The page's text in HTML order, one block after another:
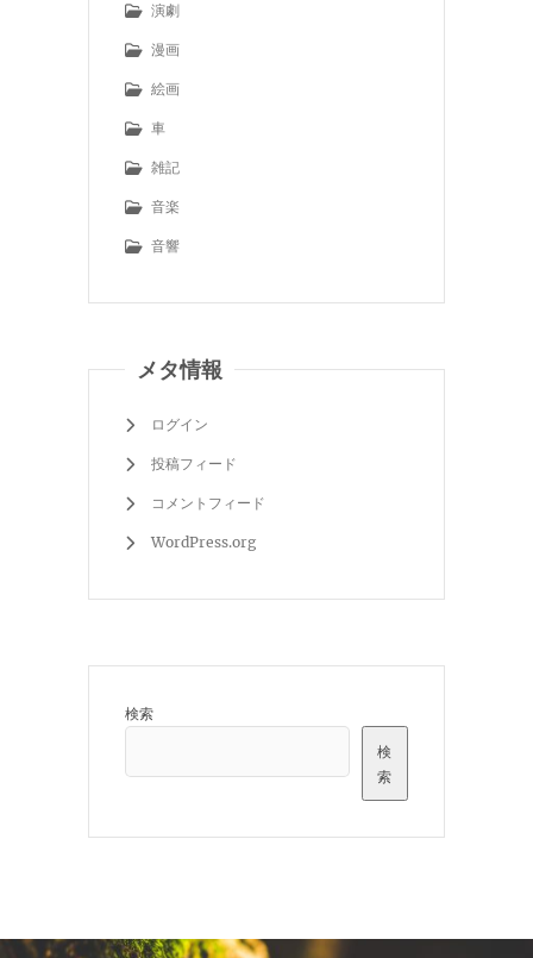
演劇
漫画
絵画
車
雑記
音楽
音響
メタ情報
ログイン
投稿フィード
コメントフィード
WordPress.org
検索
検
索